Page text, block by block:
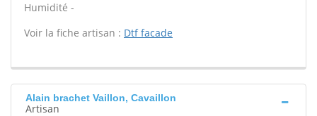
Humidité -
Voir la fiche artisan : Dtf facade
Alain brachet Vaillon, Cavaillon
Artisan